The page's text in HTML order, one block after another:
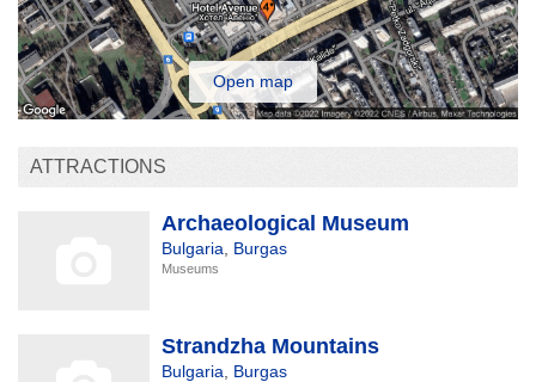
Open map
ATTRACTIONS
Archaeological Museum
Bulgaria Burgas
Museums
Strandzha Mountains
Bulgaria Burgas